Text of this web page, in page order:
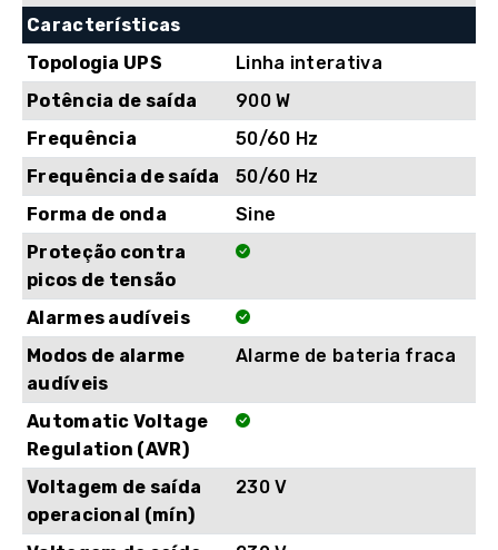
Características
Topologia UPS
Linha interativa
Potência de saída
900 W
Frequência
50/60 Hz
Frequência de saída
50/60 Hz
Forma de onda
Sine
Proteção contra
picos de tensão
Alarmes audíveis
Modos de alarme
audíveis
Alarme de bateria fraca
Automatic Voltage
Regulation (AVR)
Voltagem de saída
operacional (mín)
230 V